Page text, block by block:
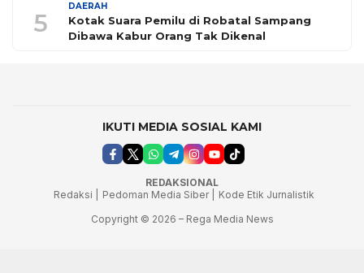
5
DAERAH
Kotak Suara Pemilu di Robatal Sampang
Dibawa Kabur Orang Tak Dikenal
IKUTI MEDIA SOSIAL KAMI
REDAKSIONAL
Redaksi |
Pedoman Media Siber |
Kode Etik Jurnalistik
Copyright © 2026 – Rega Media News